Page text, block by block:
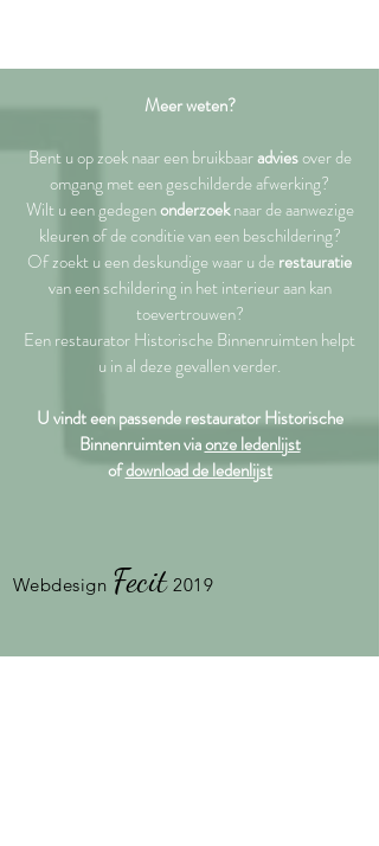
Meer weten?
Bent u op zoek naar een bruikbaaradviesover de
omgang met een geschilderde afwerking?
Wilt u een gedegenonderzoeknaar de aanwezige
kleuren of de conditie van een beschildering?
Of zoekt u een deskundige waar u derestauratie
van een schildering in het interieur aan kan
toevertrouwen?
Een restaurator Historische Binnenruimten helpt
u in al deze gevallen verder.
U vindt een passende restaurator Historische
Binnenruimten viaonze ledenlijst
ofdownload de ledenlijst
Webdesign Fecit2019